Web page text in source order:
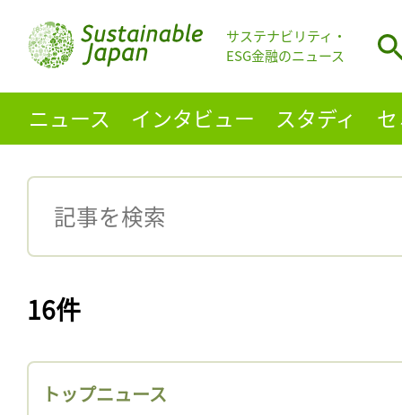
サステナビリティ・
ESG金融のニュース
ニュース インタビュー スタディ
16件
トップニュース